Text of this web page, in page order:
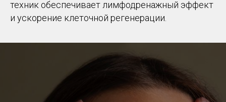
техник обеспечивает лимфодренажный эффект
и ускорение клеточной регенерации.